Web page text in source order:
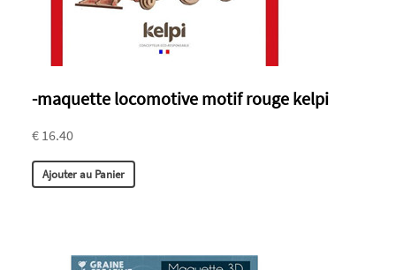
-maquette locomotive motif rouge kelpi
€ 16.40
Ajouter au Panier